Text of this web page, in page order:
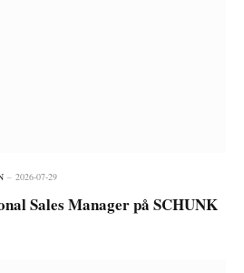
2026-07-29
Sales Manager på SCHUNK